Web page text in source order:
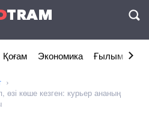
TRAM
Қоғам Экономика Ғылым және
көше кезген: курьер ананың